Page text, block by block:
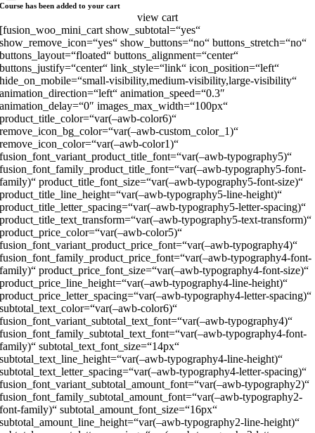
Course has been added to your cart
view cart
[fusion_woo_mini_cart show_subtotal=“yes“
show_remove_icon=“yes“ show_buttons=“no“ buttons_stretch=“no“
buttons_layout=“floated“ buttons_alignment=“center“
buttons_justify=“center“ link_style=“link“ icon_position=“left“
hide_on_mobile=“small-visibility,medium-visibility,large-visibility“
animation_direction=“left“ animation_speed=“0.3″
animation_delay=“0″ images_max_width=“100px“
product_title_color=“var(–awb-color6)“
remove_icon_bg_color=“var(–awb-custom_color_1)“
remove_icon_color=“var(–awb-color1)“
fusion_font_variant_product_title_font=“var(–awb-typography5)“
fusion_font_family_product_title_font=“var(–awb-typography5-font-
family)“ product_title_font_size=“var(–awb-typography5-font-size)“
product_title_line_height=“var(–awb-typography5-line-height)“
product_title_letter_spacing=“var(–awb-typography5-letter-spacing)“
product_title_text_transform=“var(–awb-typography5-text-transform)“
product_price_color=“var(–awb-color5)“
fusion_font_variant_product_price_font=“var(–awb-typography4)“
fusion_font_family_product_price_font=“var(–awb-typography4-font-
family)“ product_price_font_size=“var(–awb-typography4-font-size)“
product_price_line_height=“var(–awb-typography4-line-height)“
product_price_letter_spacing=“var(–awb-typography4-letter-spacing)“
subtotal_text_color=“var(–awb-color6)“
fusion_font_variant_subtotal_text_font=“var(–awb-typography4)“
fusion_font_family_subtotal_text_font=“var(–awb-typography4-font-
family)“ subtotal_text_font_size=“14px“
subtotal_text_line_height=“var(–awb-typography4-line-height)“
subtotal_text_letter_spacing=“var(–awb-typography4-letter-spacing)“
fusion_font_variant_subtotal_amount_font=“var(–awb-typography2)“
fusion_font_family_subtotal_amount_font=“var(–awb-typography2-
font-family)“ subtotal_amount_font_size=“16px“
subtotal_amount_line_height=“var(–awb-typography2-line-height)“